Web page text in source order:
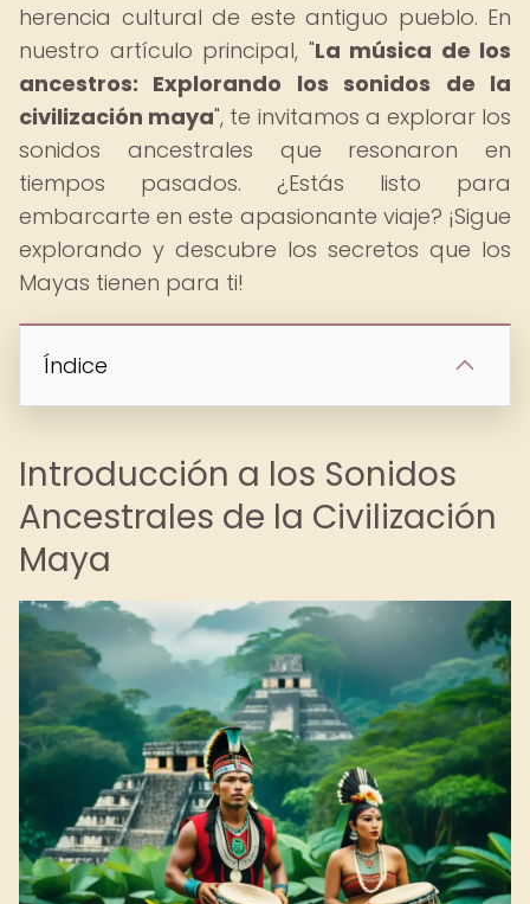
herencia cultural de este antiguo pueblo. En
nuestro artículo principal, "La música de los
ancestros: Explorando los sonidos de la
civilización maya", te invitamos a explorar los
sonidos ancestrales que resonaron en
tiempos pasados. ¿Estás listo para
embarcarte en este apasionante viaje? ¡Sigue
explorando y descubre los secretos que los
Mayas tienen para ti!
Índice
Introducción a los Sonidos
Ancestrales de la Civilización
Maya